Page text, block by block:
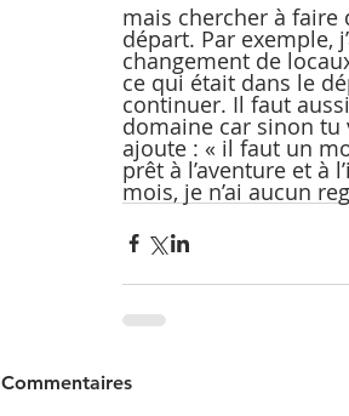
mais chercher à
départ. Par exemple,
changement de
ce qui était dans le
continuer. Il faut
domaine car sinon tu
ajoute : « il faut un
prêt à l’aventure et à
mois, je n’ai aucun
Commentaires